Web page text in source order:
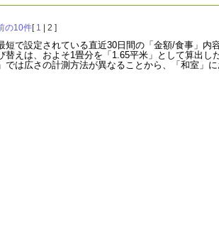
の10件[ 1 2 ]
で設定されている直近30日間の「金額/食事」内
えは、およそ1畳分を「1.65平米」として算出し
では広さの計測方法が異なることから、「和室」